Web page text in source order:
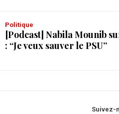
Politique
[Podcast] Nabila Mounib
: “Je veux sauver le PSU”
Suivez-